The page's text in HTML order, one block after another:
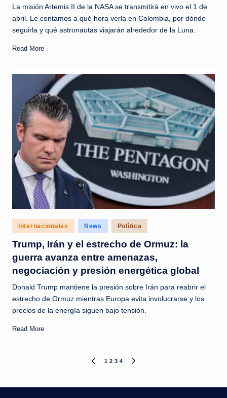
La misión Artemis II de la NASA se transmitirá en vivo el 1 de
abril. Le contamos a qué hora verla en Colombia, por dónde
seguirla y qué astronautas viajarán alrededor de la Luna.
Read More
Posted
in
Internacionales News Política
Trump, Irán y el estrecho de Ormuz: la
guerra avanza entre amenazas,
negociación y presión energética global
Donald Trump mantiene la presión sobre Irán para reabrir el
estrecho de Ormuz mientras Europa evita involucrarse y los
precios de la energía siguen bajo tensión.
Read More
de
PREVIOUS
1 2 3 4